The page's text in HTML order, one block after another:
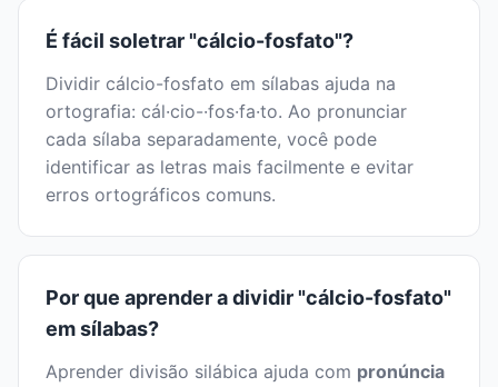
É fácil soletrar "cálcio-fosfato"?
Dividir cálcio-fosfato em sílabas ajuda na
ortografia: cál·cio-·fos·fa·to. Ao pronunciar
cada sílaba separadamente, você pode
identificar as letras mais facilmente e evitar
erros ortográficos comuns.
Por que aprender a dividir "cálcio-fosfato"
em sílabas?
Aprender divisão silábica ajuda com pronúncia